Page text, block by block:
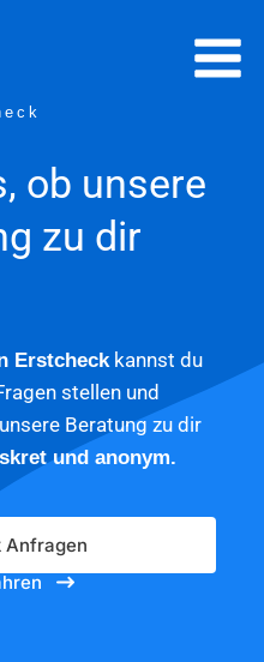
ob unsere
zu dir
Erstcheckkannst du
stellen und
Beratung zu dir
und anonym.
Anfragen